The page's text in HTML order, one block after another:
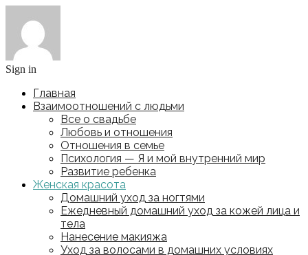
Sign in
Главная
Взаимоотношений с людьми
Все о свадьбе
Любовь и отношения
Отношения в семье
Психология — Я и мой внутренний мир
Развитие ребенка
Женская красота
Домашний уход за ногтями
Ежедневный домашний уход за кожей лица и
тела
Нанесение макияжа
Уход за волосами в домашних условиях